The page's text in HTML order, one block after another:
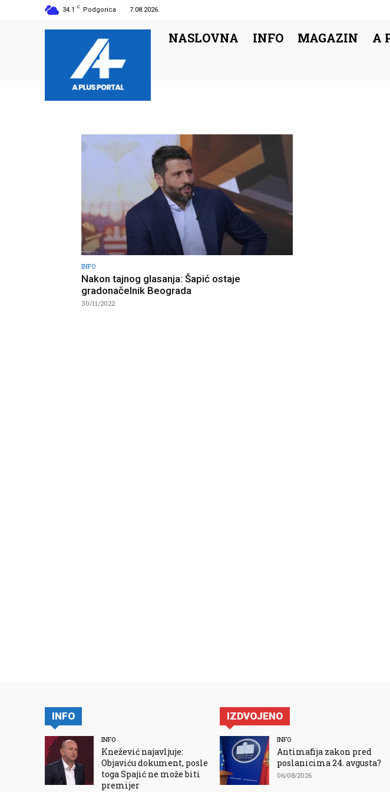
34.1 C Podgorica 7.08.2026.
NASLOVNA INFO MAGAZIN A
INFO
Nakon tajnog glasanja: Šapić ostaje
gradonačelnik Beograda
30/11/2022
INFO
INFO
Knežević najavljuje:
Objaviću dokument, posle
toga Spajić ne može biti
premijer
IZDVOJENO
INFO
Antimafija zakon pred
poslanicima 24. avgusta?
06/08/2026